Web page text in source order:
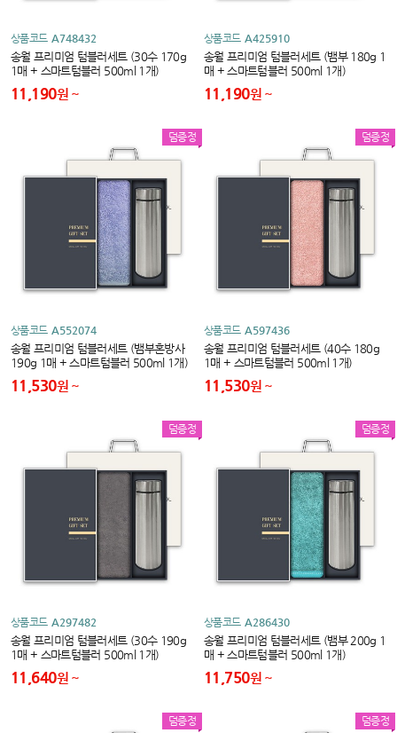
상품코드 A748432
송월 프리미엄 텀블러세트 (30수 170g
1매 + 스마트텀블러 500ml 1개)
11,190원
상품코드 A425910
송월 프리미엄 텀블러세트 (뱀부 180g 1
매 + 스마트텀블러 500ml 1개)
11,190원
덤증정
상품코드 A552074
송월 프리미엄 텀블러세트 (뱀부혼방사
190g 1매 + 스마트텀블러 500ml 1개)
11,530원
덤증정
상품코드 A597436
송월 프리미엄 텀블러세트 (40수 180g
1매 + 스마트텀블러 500ml 1개)
11,530원
덤증정
상품코드 A297482
송월 프리미엄 텀블러세트 (30수 190g
1매 + 스마트텀블러 500ml 1개)
11,640원
덤증정
상품코드 A286430
송월 프리미엄 텀블러세트 (뱀부 200g 1
매 + 스마트텀블러 500ml 1개)
11,750원
덤증정 덤증정